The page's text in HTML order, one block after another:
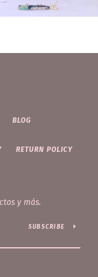
BLOG
RETURN POLICY
y más.
SUBSCRIBE